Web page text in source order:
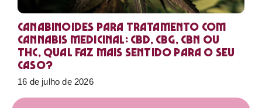
Canabinoides para tratamento com
cannabis medicinal: CBD, CBG, CBN ou
THC, qual faz mais sentido para o seu
caso?
16 de julho de 2026